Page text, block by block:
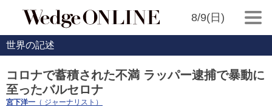
8/9(日)
世界の記述
コロナで蓄積された不満 ラッパー逮捕で暴動に
至ったバルセロナ
宮下洋一 （ ジャーナリスト）